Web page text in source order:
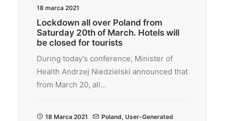
18 marca 2021
Lockdown all over Poland from
Saturday 20th of March. Hotels will
be closed for tourists
During today's conference, Minister of
Health Andrzej Niedzielski announced that
from March 20, all…
18 Marca 2021 Poland, User-Generated